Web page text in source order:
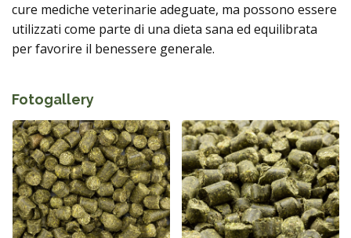
cure mediche veterinarie adeguate, ma possono essere
utilizzati come parte di una dieta sana ed equilibrata
per favorire il benessere generale.
Fotogallery